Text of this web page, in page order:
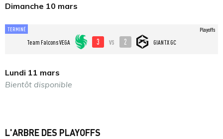
Dimanche 10 mars
TERMINÉ
Team Falcons VEGA 3 vs 2 GIANTX GC
Playoffs
Lundi 11 mars
Bientôt disponible
L'ARBRE DES PLAYOFFS